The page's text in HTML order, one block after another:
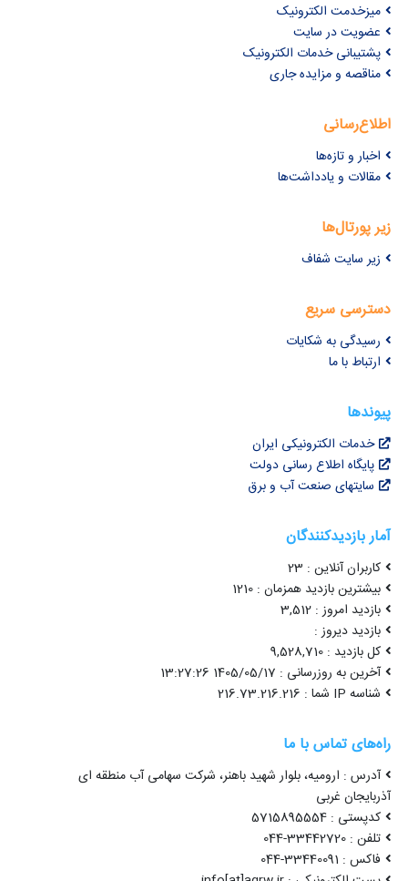
میزخدمت الکترونیک
عضویت در سایت
پشتیبانی خدمات الکترونیک
مناقصه و مزایده جاری
اطلاع‌رسانی
اخبار و تازه‌ها
مقالات و یادداشت‌ها
زیر پورتال‌ها
زیر سایت شفاف
دسترسی سریع
رسیدگی به شکایات
ارتباط با ما
پیوندها
خدمات الکترونیکی ایران
پایگاه اطلاع رسانی دولت
سایتهای صنعت آب و برق
آمار بازدیدکنندگان
کاربران آنلاین : 23
بیشترین بازدید همزمان : 1210
بازدید امروز : 3,512
بازدید دیروز :
کل بازدید : 9,528,710
آخرین به روزرسانی : 1405/05/17 13:27:26
شناسه IP شما : 216.73.216.216
راه‌های تماس با ما
آدرس : ارومیه، بلوار شهید باهنر، شرکت سهامی آب منطقه ای
آذربایجان غربی
کدپستی : 5715895554
تلفن : 33442720-044
فاکس : 33440091-044